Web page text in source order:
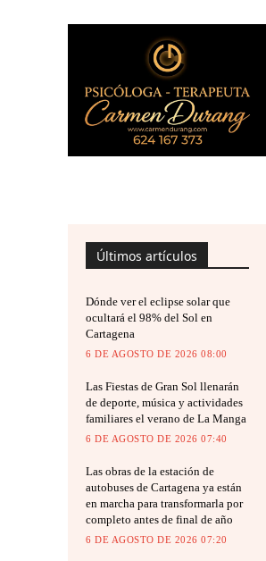
Últimos artículos
Dónde ver el eclipse solar que
ocultará el 98% del Sol en
Cartagena
6 DE AGOSTO DE 2026 08:00
Las Fiestas de Gran Sol llenarán
de deporte, música y actividades
familiares el verano de La Manga
6 DE AGOSTO DE 2026 07:40
Las obras de la estación de
autobuses de Cartagena ya están
en marcha para transformarla por
completo antes de final de año
6 DE AGOSTO DE 2026 07:20